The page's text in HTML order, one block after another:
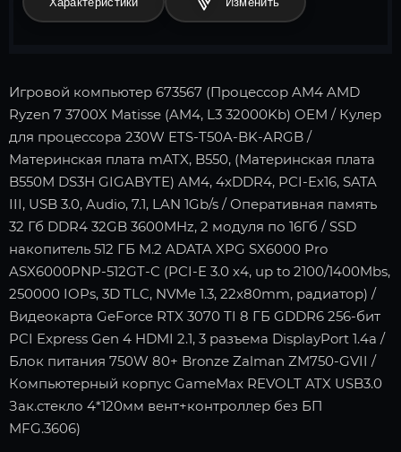
Игровой компьютер 673567 (Процессор AM4 AMD
Ryzen 7 3700X Matisse (AM4, L3 32000Kb) OEM / Кулер
для процессора 230W ETS-T50A-BK-ARGB /
Материнская плата mATX, B550, (Материнская плата
B550M DS3H GIGABYTE) AM4, 4xDDR4, PCI-Ex16, SATA
III, USB 3.0, Audio, 7.1, LAN 1Gb/s / Оперативная память
32 Гб DDR4 32GB 3600MHz, 2 модуля по 16Гб / SSD
накопитель 512 ГБ M.2 ADATA XPG SX6000 Pro
ASX6000PNP-512GT-C (PCI-E 3.0 x4, up to 2100/1400Mbs,
250000 IOPs, 3D TLC, NVMe 1.3, 22x80mm, радиатор) /
Видеокарта GeForce RTX 3070 TI 8 ГБ GDDR6 256-бит
PCI Express Gen 4 HDMI 2.1, 3 разъема DisplayPort 1.4a /
Блок питания 750W 80+ Bronze Zalman ZM750-GVII /
Компьютерный корпус GameMax REVOLT ATX USB3.0
Зак.стекло 4*120мм вент+контроллер без БП
MFG.3606)